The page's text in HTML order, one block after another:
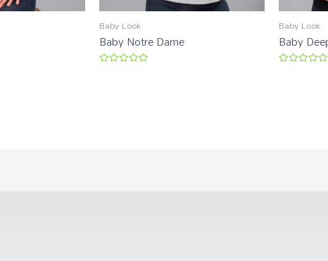
Baby Look
Baby Notre Dame
Baby Look
Baby